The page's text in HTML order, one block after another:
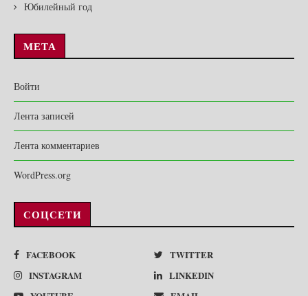
Юбилейный год
МЕТА
Войти
Лента записей
Лента комментариев
WordPress.org
СОЦСЕТИ
FACEBOOK
TWITTER
INSTAGRAM
LINKEDIN